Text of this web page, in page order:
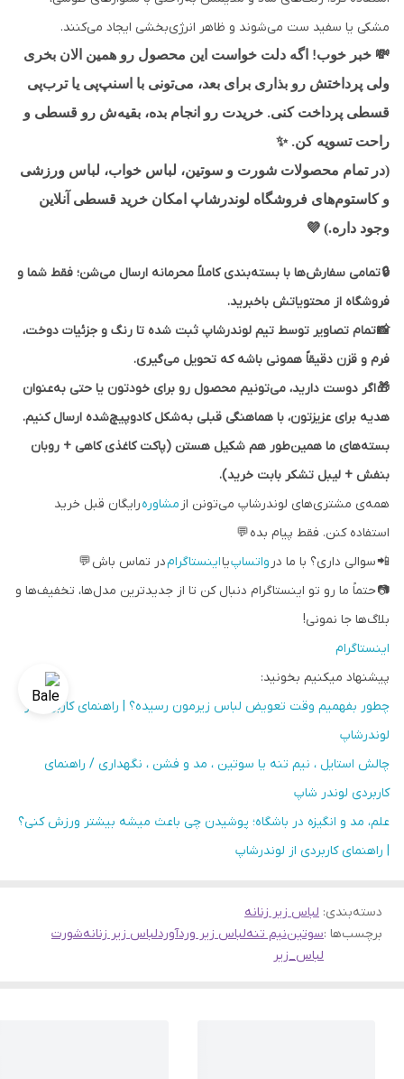
مشکی یا سفید ست می‌شوند و ظاهر انرژی‌بخشی ایجاد می‌کنند.
💸 خبر خوب! اگه دلت خواست این محصول رو همین الان بخری
ولی پرداختش رو بذاری برای بعد، می‌تونی با اسنپ‌پی یا ترب‌پی
قسطی پرداخت کنی. خریدت رو انجام بده، بقیه‌ش رو قسطی و
راحت تسویه کن.✨
(در تمام محصولات شورت و سوتین، لباس خواب، لباس ورزشی
و کاستوم‌های فروشگاه لوندرشاپ امکان خرید قسطی آنلاین
وجود داره.) 💜
🔒 تمامی سفارش‌ها با بسته‌بندی کاملاً محرمانه ارسال می‌شن؛ فقط شما و
فروشگاه از محتویاتش باخبرید.
📸 تمام تصاویر توسط تیم لوندرشاپ ثبت شده تا رنگ و جزئیات دوخت،
فرم و قزن دقیقاً همونی باشه که تحویل می‌گیری.
🎁 اگر دوست دارید، می‌تونیم محصول رو برای خودتون یا حتی به‌عنوان
هدیه برای عزیزتون، با هماهنگی قبلی به‌شکل کادوپیچ‌شده ارسال کنیم.
بسته‌های ما همین‌طور هم شکیل هستن (پاکت کاغذی کاهی + روبان
بنفش + لیبل تشکر بابت خرید).
همه‌ی مشتری‌های لوندرشاپ می‌تونن از مشاورهرایگان قبل خرید
استفاده کنن. فقط پیام بده 💬
📲 سوالی داری؟ با ما در واتساپیااینستاگرامدر تماس باش 💬
📷 حتماً ما رو تو اینستاگرام دنبال کن تا از جدیدترین مدل‌ها، تخفیف‌ها و
بلاگ‌ها جا نمونی!
اینستاگرام
پیشنهاد میکنیم بخونید:
چطور بفهمیم وقت تعویض لباس زیرمون رسیده؟ | راهنمای کاربردی از
لوندرشاپ
چالش استایل ، نیم تنه یا سوتین ، مد و فشن ، نگهداری / راهنمای
کاربردی لوندر شاپ
علم، مد و انگیزه در باشگاه؛ پوشیدن چی باعث میشه بیشتر ورزش کنی؟
| راهنمای کاربردی از لوندرشاپ
دسته‌بندی: لباس زیر زنانه
برچسب‌ها :سوتیننیم تنهلباس زیر وردآوردلباس زیر زنانهشورت
لباس_زیر